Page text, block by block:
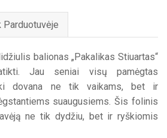
Parduotuvėje
balionas „Pakalikas Stiuartas“
Jau seniai visų pamėgtas
dovana ne tik vaikams, bet ir
suaugusiems. Šis folinis
ne tik dydžiu, bet ir ryškiomis